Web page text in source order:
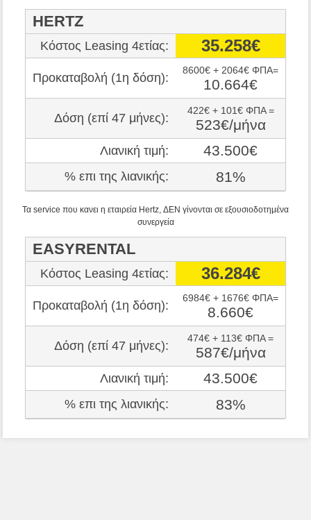
HERTZ
Κόστος Leasing 4ετίας: 35.258€
Προκαταβολή (1η δόση):
8600€ + 2064€ ΦΠΑ=
10.664€
Δόση (επί 47 μήνες):
422€ + 101€ ΦΠΑ =
523€/μήνα
Λιανική τιμή: 43.500€
% επι της λιανικής: 81%
Τα service που κανει η εταιρεία Hertz, ΔΕΝ γίνονται σε εξουσιοδοτημένα
συνεργεία
EASYRENTAL
Κόστος Leasing 4ετίας: 36.284€
Προκαταβολή (1η δόση):
6984€ + 1676€ ΦΠΑ=
8.660€
Δόση (επί 47 μήνες):
474€ + 113€ ΦΠΑ =
587€/μήνα
Λιανική τιμή: 43.500€
% επι της λιανικής: 83%